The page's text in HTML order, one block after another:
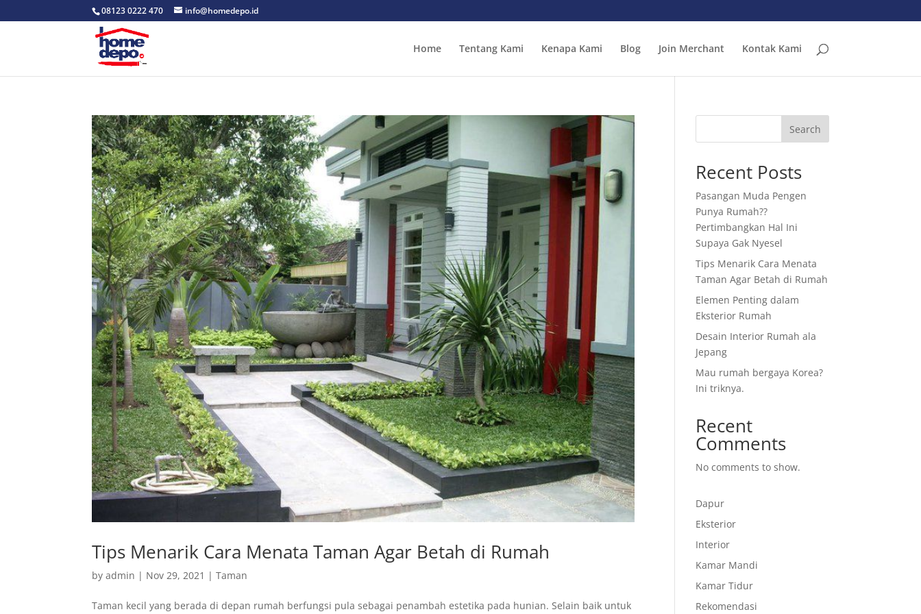
08123 0222 470 info@homedepo.id
Home Tentang Kami Kenapa Kami Blog Join Merchant Kontak Kami
Tips Menarik Cara Menata Taman Agar Betah di Rumah
byadmin | Nov 29, 2021 |Taman
Taman kecil yang berada di depan rumah berfungsi pula sebagai penambah estetika pada hunian. Selain baik untuk
Search
Recent Posts
Pasangan Muda Pengen
Punya Rumah??
Pertimbangkan Hal Ini
Supaya Gak Nyesel
Tips Menarik Cara Menata
Taman Agar Betah di Rumah
Elemen Penting dalam
Eksterior Rumah
Desain Interior Rumah ala
Jepang
Mau rumah bergaya Korea?
Ini triknya.
Recent
Comments
No comments to show.
Dapur
Eksterior
Interior
Kamar Mandi
Kamar Tidur
Rekomendasi